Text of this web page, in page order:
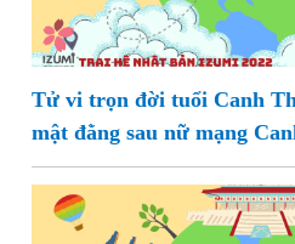
Tử vi trọn đời tuổi Canh
mật đằng sau nữ mạng